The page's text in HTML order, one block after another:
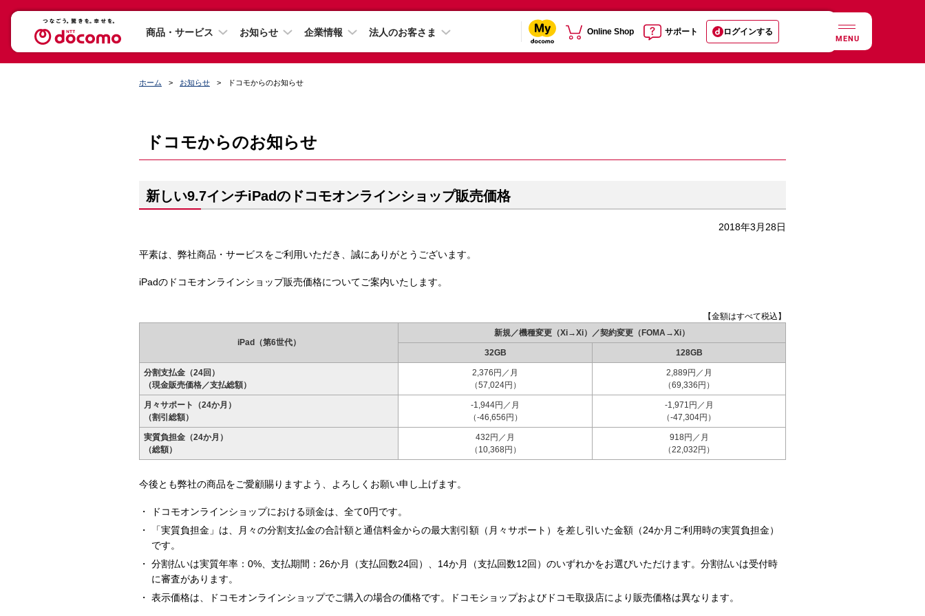
商品・サービス お知らせ 企業情報 法人のお客さま Online Shop サポート ログインする
MENU
ホーム お知らせ ドコモからのお知らせ
ドコモからのお知らせ
新しい9.7インチiPadのドコモオンラインショップ販売価格
2018年3月28日
平素は、弊社商品・サービスをご利用いただき、誠にありがとうございます。
iPadのドコモオンラインショップ販売価格についてご案内いたします。
【金額はすべて税込】
iPad（第6世代）
新規／機種変更（Xi→Xi）／契約変更（FOMA→Xi）
32GB 128GB
分割支払金（24回）
（現金販売価格／支払総額）
2,376円／月
（57,024円）
2,889円／月
（69,336円）
月々サポート（24か月）
（割引総額）
-1,944円／月
（-46,656円）
-1,971円／月
（-47,304円）
実質負担金（24か月）
（総額）
432円／月
（10,368円）
918円／月
（22,032円）
今後とも弊社の商品をご愛顧賜りますよう、よろしくお願い申し上げます。
ドコモオンラインショップにおける頭金は、全て0円です。
「実質負担金」は、月々の分割支払金の合計額と通信料金からの最大割引額（月々サポート）を差し引いた金額（24か月ご利用時の実質負担金）
です。
分割払いは実質年率：0%、支払期間：26か月（支払回数24回）、14か月（支払回数12回）のいずれかをお選びいただけます。分割払いは受付時
に審査があります。
表示価格は、ドコモオンラインショップでご購入の場合の価格です。ドコモショップおよびドコモ取扱店により販売価格は異なります。